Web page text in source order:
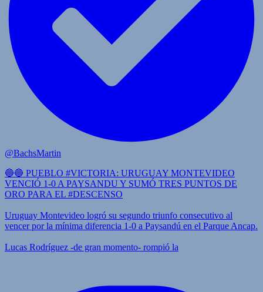
@BachsMartin
🔵🔵 PUEBLO #VICTORIA: URUGUAY MONTEVIDEO
VENCIÓ 1-0 A PAYSANDU Y SUMÓ TRES PUNTOS DE
ORO PARA EL #DESCENSO
Uruguay Montevideo logró su segundo triunfo consecutivo al
vencer por la mínima diferencia 1-0 a Paysandú en el Parque Ancap.
Lucas Rodríguez -de gran momento- rompió la